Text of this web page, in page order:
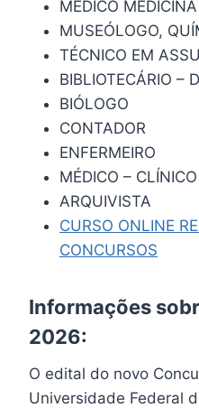
MÉDICO
MUSEÓLOGO,
TÉCNICO EM
BIBLIOTECÁRIO –
BIÓLOGO
CONTADOR
ENFERMEIRO
MÉDICO –
ARQUIVISTA
CURSO ONLINE
CONCURSOS
Informações
2026:
O edital do novo
Universidade Federal